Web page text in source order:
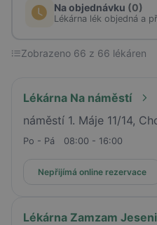
Na objednávku (0)
Lékárna lék objedná a
Zobrazeno 66 z 66 lékáren
Lékárna Na náměstí
náměstí 1. Máje 11/14,
Po - Pá 08:00 - 16:00
Nepřijímá online rezervace
Lékárna Zamzam